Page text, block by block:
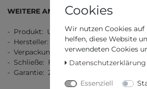
WEITERE ANGABEN
- Produkt: Uhr
- Hersteller: Seiko
- Verpackung: Originalverpackung mit
- Schließe: Faltschließe
- Garantie: 2 Jahre Garantie, 3 Jahre
Cookies
Wir nutzen Cookies auf
helfen, diese Website
verwendeten Cookies
Datenschutzerklärung
Essenziell